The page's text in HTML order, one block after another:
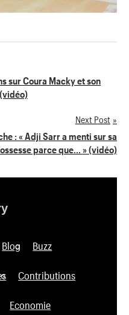
sur Coura Macky et son
Next Post
: « Adji Sarr a menti sur sa
parce que… » (vidéo)
Blog Buzz
Contributions
Economie